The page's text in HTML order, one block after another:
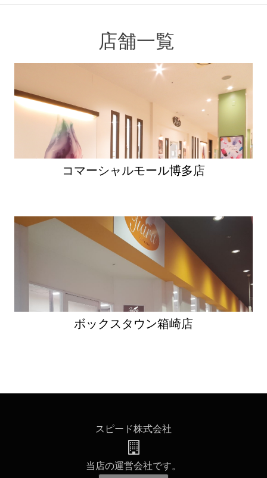
店舗一覧
コマーシャルモール博多店
ボックスタウン箱崎店
スピード株式会社
当店の運営会社です。